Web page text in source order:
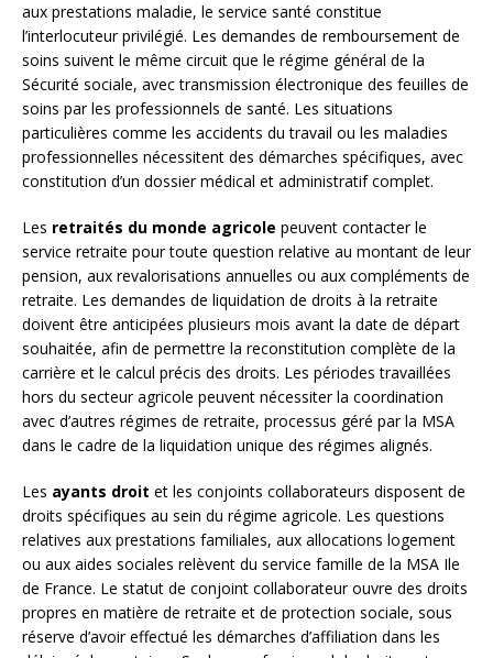
aux prestations maladie, le service santé constitue
l’interlocuteur privilégié. Les demandes de remboursement de
soins suivent le même circuit que le régime général de la
Sécurité sociale, avec transmission électronique des feuilles de
soins par les professionnels de santé. Les situations
particulières comme les accidents du travail ou les maladies
professionnelles nécessitent des démarches spécifiques, avec
constitution d’un dossier médical et administratif complet.
Les retraités du monde agricole peuvent contacter le
service retraite pour toute question relative au montant de leur
pension, aux revalorisations annuelles ou aux compléments de
retraite. Les demandes de liquidation de droits à la retraite
doivent être anticipées plusieurs mois avant la date de départ
souhaitée, afin de permettre la reconstitution complète de la
carrière et le calcul précis des droits. Les périodes travaillées
hors du secteur agricole peuvent nécessiter la coordination
avec d’autres régimes de retraite, processus géré par la MSA
dans le cadre de la liquidation unique des régimes alignés.
Les ayants droit et les conjoints collaborateurs disposent de
droits spécifiques au sein du régime agricole. Les questions
relatives aux prestations familiales, aux allocations logement
ou aux aides sociales relèvent du service famille de la MSA Ile
de France. Le statut de conjoint collaborateur ouvre des droits
propres en matière de retraite et de protection sociale, sous
réserve d’avoir effectué les démarches d’affiliation dans les